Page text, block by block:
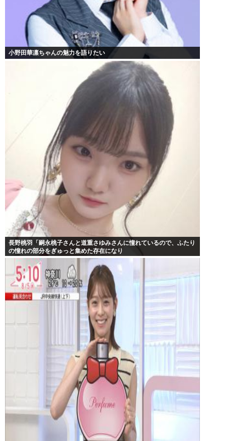
小野田華凛ちゃんの魅力を語りたい
長野桃羽「嗣永桃子さんと道重さゆみさんに憧れているので、ふたり
の憧れの部分をぎゅっと集めた存在になり